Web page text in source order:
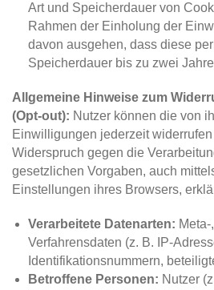
Art und Speicherdauer von
Rahmen der Einholung der
davon ausgehen, dass diese
Speicherdauer bis zu zwei
Allgemeine Hinweise zum
(Opt-out): Nutzer können die von
Einwilligungen jederzeit
Widerspruch gegen die
gesetzlichen Vorgaben, auch
Einstellungen ihres Browsers,
Verarbeitete Datenarten:
Verfahrensdaten (z. B. IP-
Identifikationsnummern,
Betroffene Personen: Nutzer